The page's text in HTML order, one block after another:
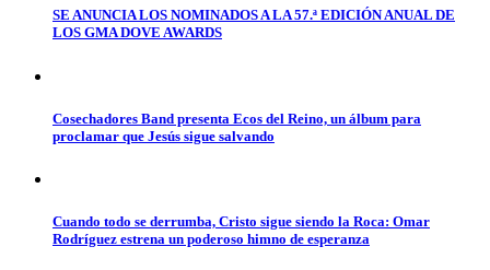
SE ANUNCIA LOS NOMINADOS A LA 57.ª EDICIÓN ANUAL DE
LOS GMA DOVE AWARDS
Cosechadores Band presenta Ecos del Reino, un álbum para
proclamar que Jesús sigue salvando
Cuando todo se derrumba, Cristo sigue siendo la Roca: Omar
Rodríguez estrena un poderoso himno de esperanza